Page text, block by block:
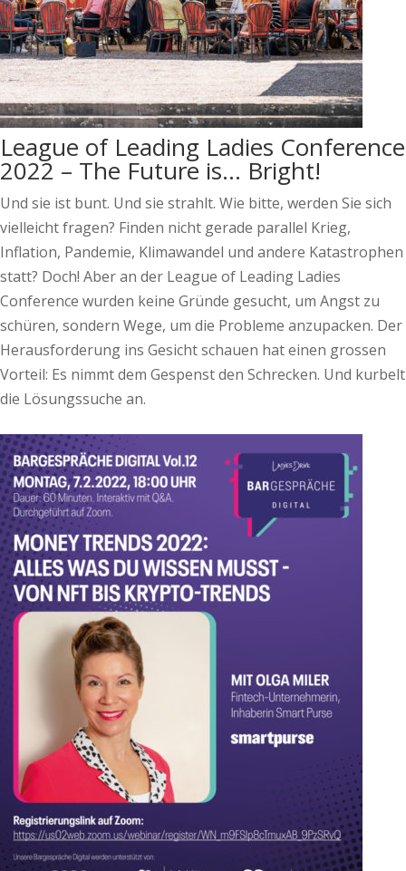
League of Leading Ladies Conference
2022 – The Future is… Bright!
Und sie ist bunt. Und sie strahlt. Wie bitte, werden Sie sich
vielleicht fragen? Finden nicht gerade parallel Krieg,
Inflation, Pandemie, Klimawandel und andere Katastrophen
statt? Doch! Aber an der League of Leading Ladies
Conference wurden keine Gründe gesucht, um Angst zu
schüren, sondern Wege, um die Probleme anzupacken. Der
Herausforderung ins Gesicht schauen hat einen grossen
Vorteil: Es nimmt dem Gespenst den Schrecken. Und kurbelt
die Lösungssuche an.